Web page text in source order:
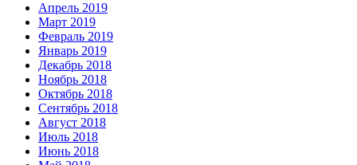
Апрель 2019
Март 2019
Февраль 2019
Январь 2019
Декабрь 2018
Ноябрь 2018
Октябрь 2018
Сентябрь 2018
Август 2018
Июль 2018
Июнь 2018